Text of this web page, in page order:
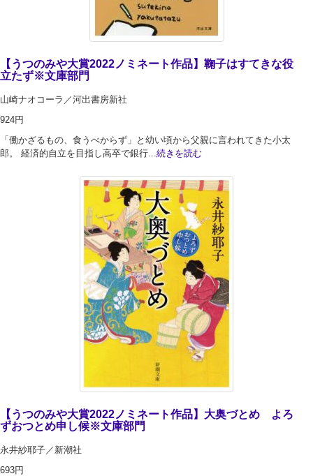
【うつのみや大賞2022ノミネート作品】鞠子はすてきな役
立たず※文庫部門
山崎ナオコーラ／河出書房新社
924円
「働かざるもの、食うべからず」と幼い頃から父親に言われてきた小太
郎。 経済的自立を目指し高卒で銀行... 続きを読む
【うつのみや大賞2022ノミネート作品】大奥づとめ よろ
ずおつとめ申し候※文庫部門
永井紗耶子／新潮社
693円